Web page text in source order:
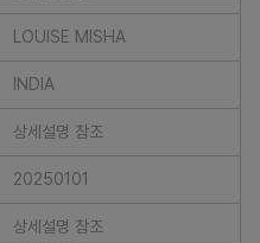
LOUISE MISHA
INDIA
상세설명 참조
20250101
상세설명 참조